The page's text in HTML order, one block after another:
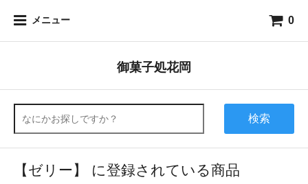
メニュー 0
御菓子処花岡
検索
【ゼリー】 に登録されている商品